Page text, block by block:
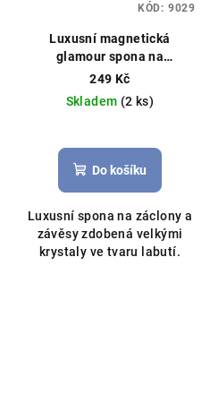
Luxusní magnetická
glamour spona na
záclony/závěsy s krystaly
249 Kč
Skladem (2 ks)
Do košíku
Luxusní spona na záclony a
závěsy zdobená velkými
krystaly ve tvaru labutí.
KÓD: 9029